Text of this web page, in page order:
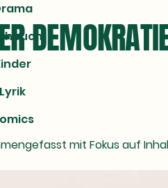
Lyrik
mit Fokus auf